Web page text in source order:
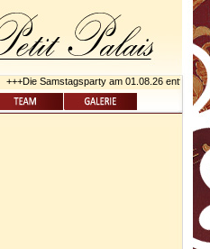
+++Die Samstagsparty am 01.08.26 entfällt